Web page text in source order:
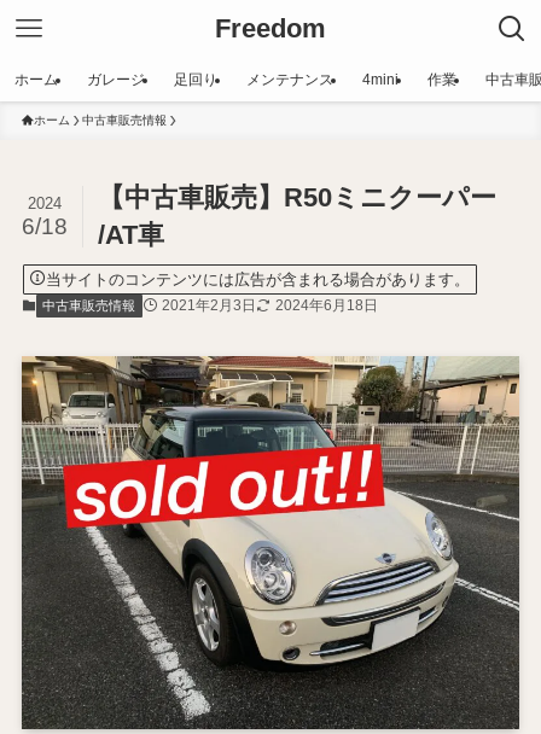
Freedom
ホーム ガレージ 足回り メンテナンス 4mini 作業 中古車
ホーム 中古車販売情報
【中古車販売】R50ミニクーパー
/AT車
2024
6/18
当サイトのコンテンツには広告が含まれる場合があります。
中古車販売情報 2021年2月3日 2024年6月18日